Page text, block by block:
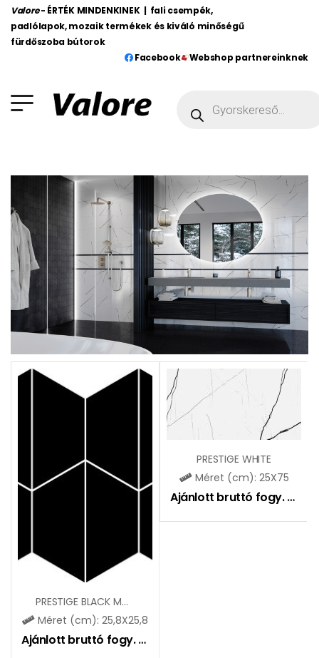
Valore - ÉRTÉK MINDENKINEK | fali csempék,
padlólapok, mozaik termékek és kiváló minőségű
fürdőszoba bútorok
Facebook
Webshop partnereinknek
PRESTIGE BLACK MOZAIK
Méret (cm): 25,8X25,8
Ajánlott bruttó fogy. ár:
PRESTIGE WHITE
Méret (cm): 25X75
Ajánlott bruttó fogy. ár: